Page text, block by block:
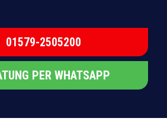
01579-2505200
PER WHATSAPP